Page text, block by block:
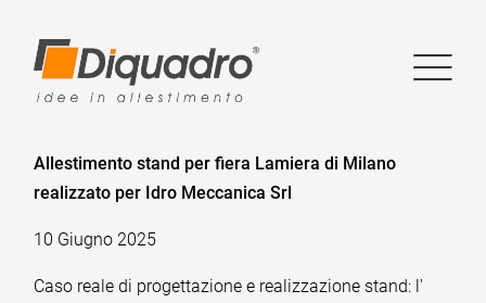
Allestimento stand per fiera Lamiera di Milano
realizzato per Idro Meccanica Srl
10 Giugno 2025
Caso reale di progettazione e realizzazione stand: l'